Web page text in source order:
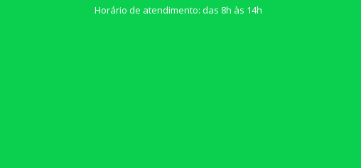
Horário de atendimento: das 8h às 14h